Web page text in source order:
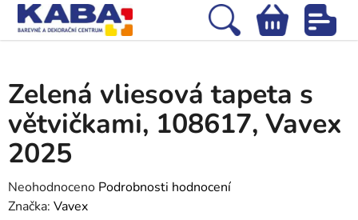
Přejít
obsah
Hledat
NÁKUPNÍ
Zelená vliesová tapeta s
větvičkami, 108617, Vavex
2025
Průměrné
hodnocení
Neohodnoceno Podrobnosti hodnocení
Značka: Vavex